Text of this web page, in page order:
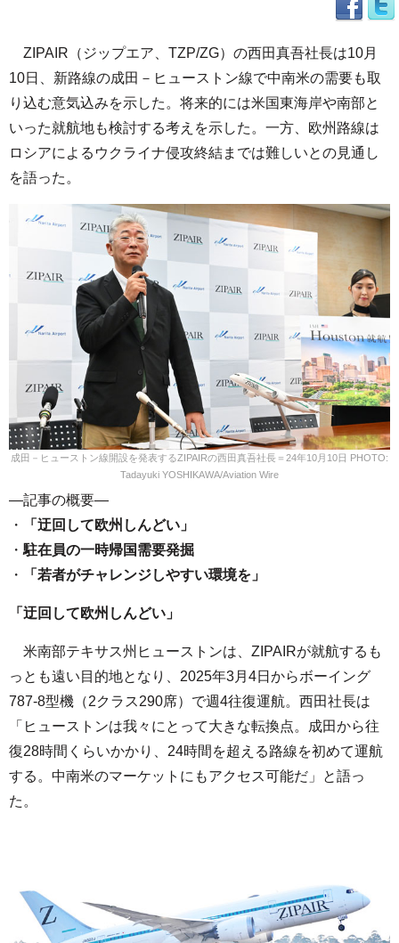
ZIPAIR（ジップエア、TZP/ZG）の西田真吾社長は10月
10日、新路線の成田－ヒューストン線で中南米の需要も取
り込む意気込みを示した。将来的には米国東海岸や南部と
いった就航地も検討する考えを示した。一方、欧州路線は
ロシアによるウクライナ侵攻終結までは難しいとの見通し
を語った。
成田－ヒューストン線開設を発表するZIPAIRの西田真吾社長＝24年10月10日 PHOTO:
Tadayuki YOSHIKAWA/Aviation Wire
—記事の概要—
・
「迂回して欧州しんどい」
・ 駐在員の一時帰国需要発掘
・
「若者がチャレンジしやすい環境を」
「迂回して欧州しんどい」
米南部テキサス州ヒューストンは、ZIPAIRが就航するも
っとも遠い目的地となり、2025年3月4日からボーイング
787-8型機（2クラス290席）で週4往復運航。西田社長は
「ヒューストンは我々にとって大きな転換点。成田から往
復28時間くらいかかり、24時間を超える路線を初めて運航
する。中南米のマーケットにもアクセス可能だ」と語っ
た。